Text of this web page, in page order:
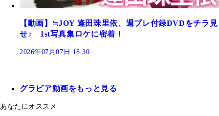
【動画】≒JOY 逢田珠里依、週プレ付録DVDをチラ見
せ♪ 1st写真集ロケに密着！
2026年07月07日 18:30
グラビア動画をもっと見る
あなたにオススメ